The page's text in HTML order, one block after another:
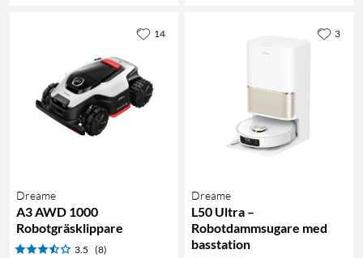
Dreame
A3 AWD 1000
Robotgräsklippare
3.5 (8)
14
Dreame
L50 Ultra –
Robotdammsugare med
basstation
3